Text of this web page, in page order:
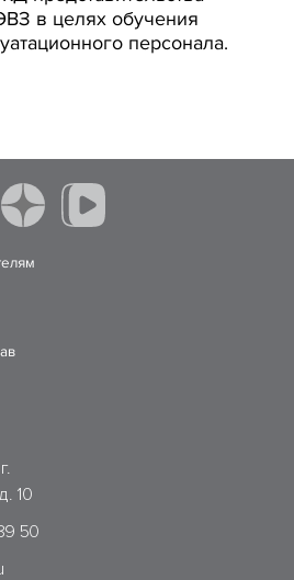
в целях обучения
персонала.
10
50